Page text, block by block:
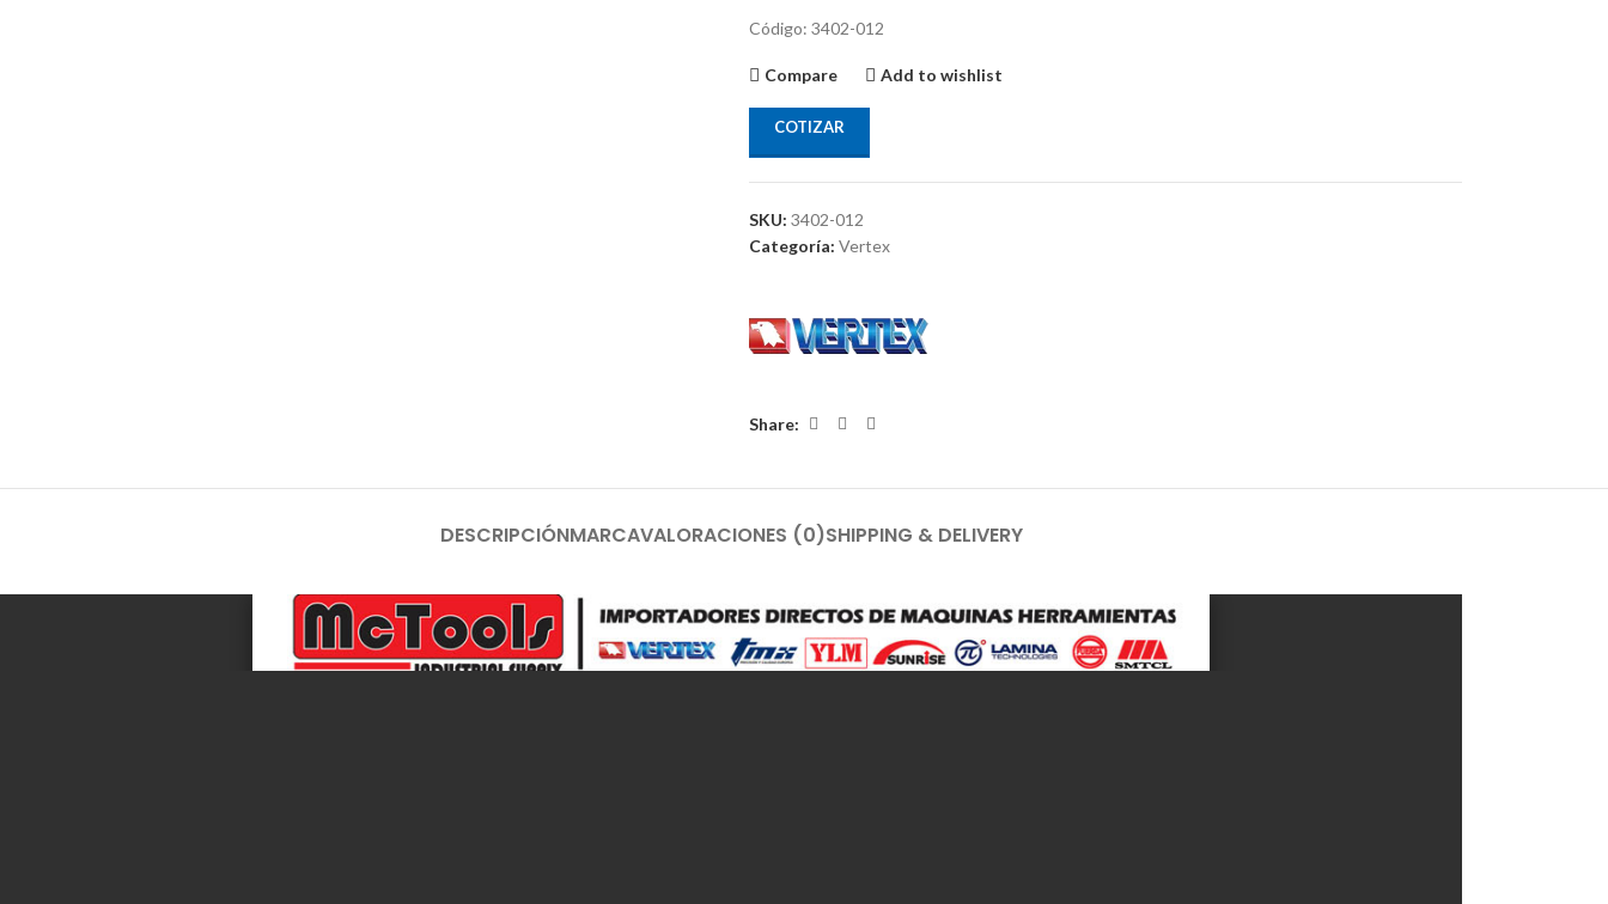
Código: 3402-012
Compare Add to wishlist
COTIZAR
SKU: 3402-012
Categoría: Vertex
Share:
DESCRIPCIÓNMARCAVALORACIONES (0)SHIPPING & DELIVERY